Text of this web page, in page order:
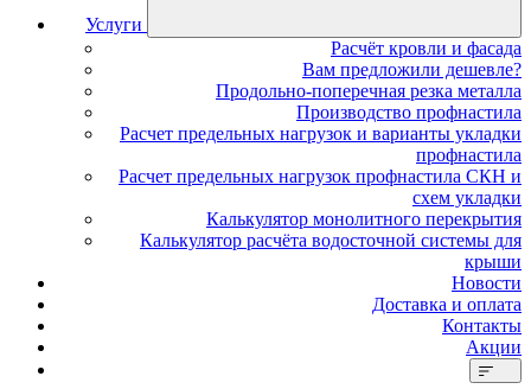
Услуги
Расчёт кровли и фасада
Вам предложили дешевле?
Продольно-поперечная резка металла
Производство профнастила
Расчет предельных нагрузок и варианты укладки
профнастила
Расчет предельных нагрузок профнастила СКН и
схем укладки
Калькулятор монолитного перекрытия
Калькулятор расчёта водосточной системы для
крыши
Новости
Доставка и оплата
Контакты
Акции